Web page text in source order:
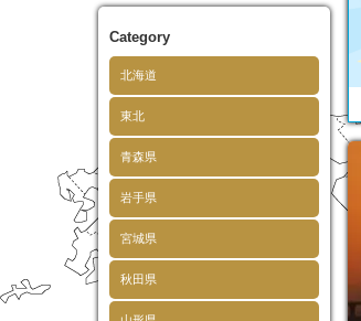
Category
北海道
東北
青森県
岩手県
宮城県
秋田県